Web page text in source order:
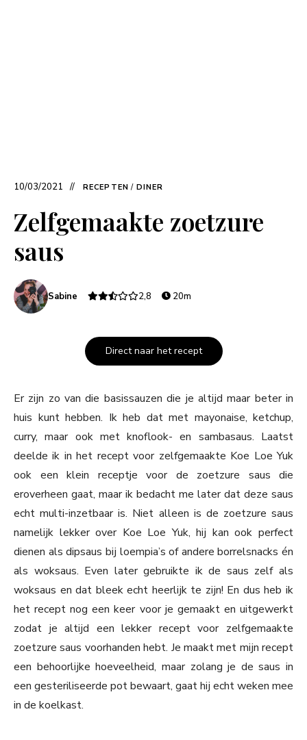
10/03/2021 RECEPTEN / DINER
Zelfgemaakte zoetzure
saus
Sabine 2,8 20m
Direct naar het recept
Er zijn zo van die basissauzen die je altijd maar beter in
huis kunt hebben. Ik heb dat met mayonaise, ketchup,
curry, maar ook met knoflook- en sambasaus. Laatst
deelde ik in het recept voor zelfgemaakte Koe Loe Yuk
ook een klein receptje voor de zoetzure saus die
eroverheen gaat, maar ik bedacht me later dat deze saus
echt multi-inzetbaar is. Niet alleen is de zoetzure saus
namelijk lekker over Koe Loe Yuk, hij kan ook perfect
dienen als dipsaus bij loempia’s of andere borrelsnacks én
als woksaus. Even later gebruikte ik de saus zelf als
woksaus en dat bleek echt heerlijk te zijn! En dus heb ik
het recept nog een keer voor je gemaakt en uitgewerkt
zodat je altijd een lekker recept voor zelfgemaakte
zoetzure saus voorhanden hebt. Je maakt met mijn recept
een behoorlijke hoeveelheid, maar zolang je de saus in
een gesteriliseerde pot bewaart, gaat hij echt weken mee
in de koelkast.